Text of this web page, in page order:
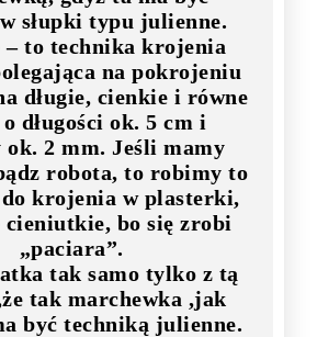
słupki typu julienne.
– to technika krojenia
na pokrojeniu
długie, cienkie i równe
długości ok. 5 cm i
ok. 2 mm. Jeśli mamy
robota, to robimy to
krojenia w plasterki,
cieniutkie, bo się zrobi
„paciara”.
tak samo tylko z tą
tak marchewka ,jak
być techniką julienne.